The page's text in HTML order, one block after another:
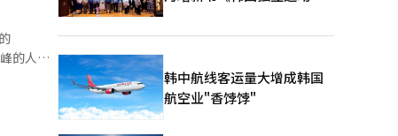
的人生
的“猪
版
韩中航线客运量大增成韩国
航空业"香饽饽"